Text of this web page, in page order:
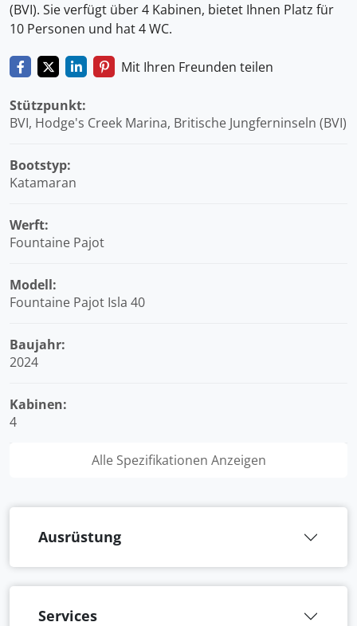
(BVI). Sie verfügt über 4 Kabinen, bietet Ihnen Platz für
10 Personen und hat 4 WC.
Mit Ihren Freunden teilen
Stützpunkt:
BVI, Hodge's Creek Marina, Britische Jungferninseln (BVI)
Bootstyp:
Katamaran
Werft:
Fountaine Pajot
Modell:
Fountaine Pajot Isla 40
Baujahr:
2024
Kabinen:
4
Alle Spezifikationen Anzeigen
Ausrüstung
Services